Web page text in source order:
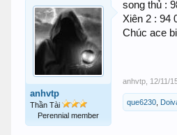
anhvtp
Thần Tài
Perennial member
song thủ :
Xiên 2 : 94
Chúc ace
anhvtp 12/11/
que6230